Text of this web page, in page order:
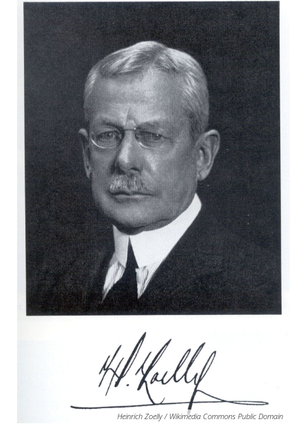
Heinrich Zoelly / Wikimedia Commons Public Domain